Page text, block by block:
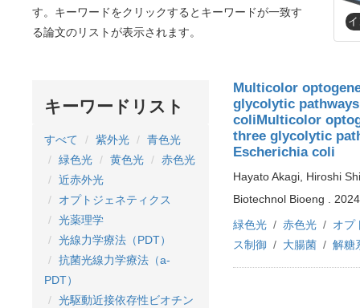
す。キーワードをクリックするとキーワードが一致す
る論文のリストが表示されます。
キーワードリスト
すべて 紫外光
青色光
緑色光
黄色光
赤色光
近赤外光
オプトジェネティクス
光薬理学
光線力学療法（PDT）
抗菌光線力学療法（a-
PDT）
光駆動近接依存性ビオチン
Multicolor
glycolytic
coliMulticolor
three glycolytic
Escherichia coli
Hayato Akagi, Hiroshi
Biotechnol Bioeng .
緑色光
赤色光
オプ
ス制御
大腸菌 解糖